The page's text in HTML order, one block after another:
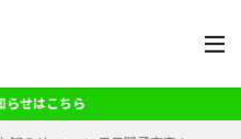
せはこちら